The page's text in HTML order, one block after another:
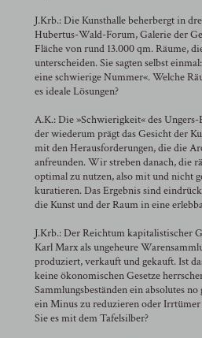
J.Krb.: Die Kunsthalle beherbergt in
Hubertus-Wald-Forum, Galerie der
Fläche von rund 13.000 qm. Räume,
unterscheiden. Sie sagten selbst
eine schwierige Nummer«. Welche
es ideale Lösungen?
A.K.: Die »Schwierigkeit« des
der wiederum prägt das Gesicht der
mit den Herausforderungen, die die
anfreunden. Wir streben danach, die
optimal zu nutzen, also mit und nicht
kuratieren. Das Ergebnis sind
die Kunst und der Raum in eine
J.Krb.: Der Reichtum kapitalistischer
Karl Marx als ungeheure
produziert, verkauft und gekauft. Ist
keine ökonomischen Gesetze
Sammlungsbeständen ein absolutes
ein Minus zu reduzieren oder
Sie es mit dem Tafelsilber?